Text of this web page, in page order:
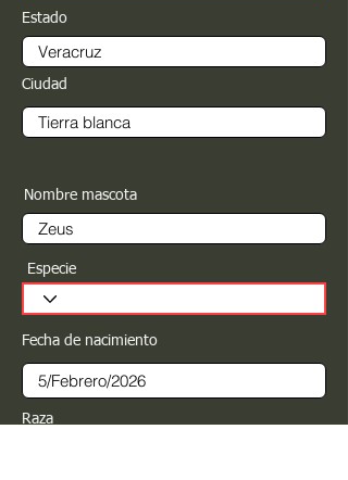
Estado
Ciudad
Nombre mascota
Especie
Fecha de nacimiento
Raza